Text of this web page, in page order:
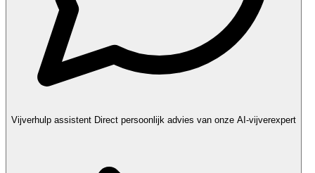
Vijverhulp assistent Direct persoonlijk advies van onze AI-vijverexpert